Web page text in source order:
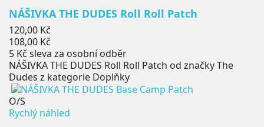
NÁŠIVKA THE DUDES Roll Roll Patch
Běžná
cena
120,00 Kč
Cena
108,00 Kč
5 Kč sleva za osobní odběr
NÁŠIVKA THE DUDES Roll Roll Patch od značky The
Dudes z kategorie Doplňky
O/S
Rychlý náhled